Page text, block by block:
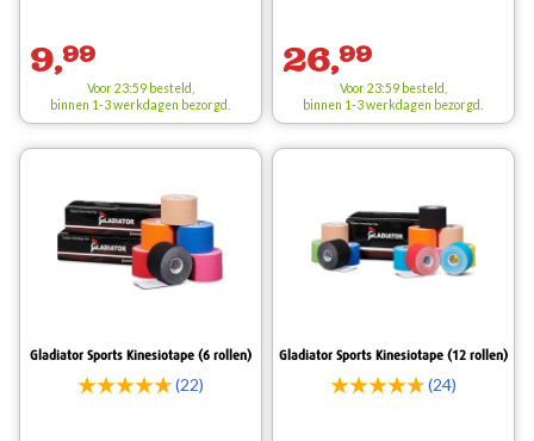
9,99
Voor 23:59 besteld,
binnen 1-3 werkdagen bezorgd.
26,99
Voor 23:59 besteld,
binnen 1-3 werkdagen bezorgd.
Gladiator Sports Kinesiotape (6 rollen)
(22)
Gladiator Sports Kinesiotape (12 rollen)
(24)